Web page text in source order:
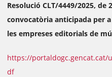
Resolució CLT/4449/2025, de
convocatòria anticipada per
les empreses editorials de
https://portaldogc.gencat.cat/
df